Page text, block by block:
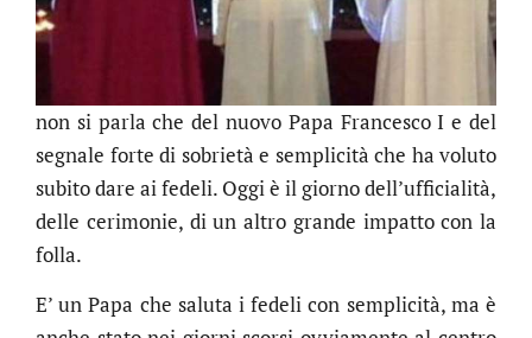
non si parla che del nuovo Papa Francesco I e del
segnale forte di sobrietà e semplicità che ha voluto
subito dare ai fedeli. Oggi è il giorno dell’ufficialità,
delle cerimonie, di un altro grande impatto con la
folla.
E’ un Papa che saluta i fedeli con semplicità, ma è